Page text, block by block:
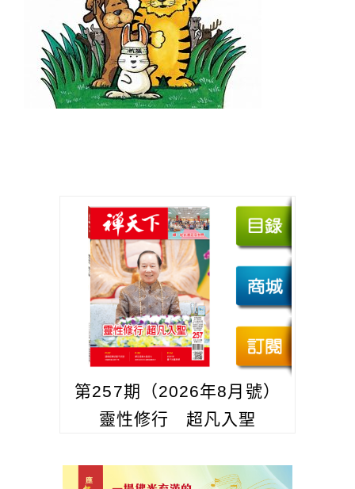
第257期（2026年8月號）
靈性修行 超凡入聖